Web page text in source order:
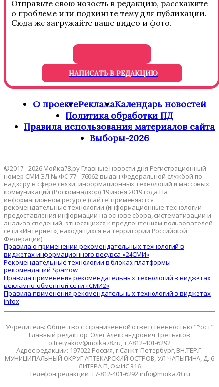
Отправьте свою новость в редакцию, расскажите
о проблеме или подкиньте тему для публикации.
Сюда же загружайте ваше видео и фото.
НАПИСАТЬ В РЕДАКЦИЮ
О проектеРекламаКалендарь новостей
Политика обработки ПД
Правила использования материалов сайта
Выборы-2026
©2017 - 2026 Мойка78.ру Главные новости дня Регистрационный
номер СМИ ЭЛ № ФС 77 - 76062 выдан Федеральной службой по
надзору в сфере связи, информационных технологий и массовых
коммуникаций (Роскомнадзор) 19 июня 2019 года На
информационном ресурсе (сайте) применяются
рекомендательные технологии (информационные технологии
предоставления информации на основе сбора, систематизации и
анализа сведений, относящихся к предпочтениям пользователей
сети «Интернет», находящихся на территории Российской
Федерации).
Правила о применении рекомендательных технологий в
виджетах информационного ресурса «24СМИ»
Рекомендательные технологии в блоках платформы
рекомендаций Sparrow
Правила применения рекомендательных технологий в виджетах
рекламно-обменной сети «СМИ2»
Правила применения рекомендательных технологий в виджетах
infox
Учредитель: Общество с ограниченной ответственностью "Рост"
Главный редактор: Олег Александрович Третьяков
o.tretyakov@moika78.ru, +7-812-401-6292
Адрес редакции: 197022 Россия, г.Санкт-Петербург, ВН.ТЕР.Г.
МУНИЦИПАЛЬНЫЙ ОКРУГ АПТЕКАРСКИЙ ОСТРОВ, УЛ ЧАПЫГИНА, Д. 6
ЛИТЕРА П, ОФИС 316
Телефон редакции: +7-812-401-6292 info@moika78.ru